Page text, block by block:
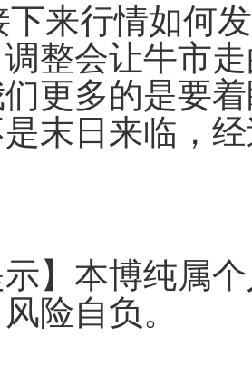
来行情如何
整会让牛市
更多的是要
末日来临，
示】本博纯属
险自负。